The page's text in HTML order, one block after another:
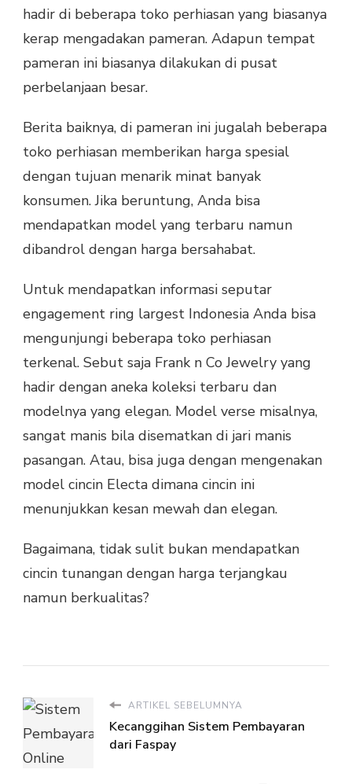
hadir di beberapa toko perhiasan yang biasanya
kerap mengadakan pameran. Adapun tempat
pameran ini biasanya dilakukan di pusat
perbelanjaan besar.
Berita baiknya, di pameran ini jugalah beberapa
toko perhiasan memberikan harga spesial
dengan tujuan menarik minat banyak
konsumen. Jika beruntung, Anda bisa
mendapatkan model yang terbaru namun
dibandrol dengan harga bersahabat.
Untuk mendapatkan informasi seputar
engagement ring largest Indonesia Anda bisa
mengunjungi beberapa toko perhiasan
terkenal. Sebut saja Frank n Co Jewelry yang
hadir dengan aneka koleksi terbaru dan
modelnya yang elegan. Model verse misalnya,
sangat manis bila disematkan di jari manis
pasangan. Atau, bisa juga dengan mengenakan
model cincin Electa dimana cincin ini
menunjukkan kesan mewah dan elegan.
Bagaimana, tidak sulit bukan mendapatkan
cincin tunangan dengan harga terjangkau
namun berkualitas?
ARTIKEL SEBELUMNYA
Kecanggihan Sistem Pembayaran
dari Faspay